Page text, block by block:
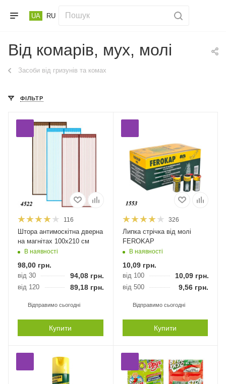
UA RU
Від комарів, мух, молі
Засоби від гризунів та комах
ФІЛЬТР
116
Штора антимоскітна дверна
на магнітах 100х210 см
В наявності
98,00 грн.
від 30 94,08 грн.
від 120 89,18 грн.
Відправимо сьогодні
Купити
326
Липка стрічка від молі
FEROKAP
В наявності
10,09грн.
від 100 10,09грн.
від 500 9,56 грн.
Відправимо сьогодні
Купити